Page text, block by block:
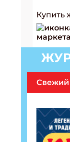
Купить
Свежий